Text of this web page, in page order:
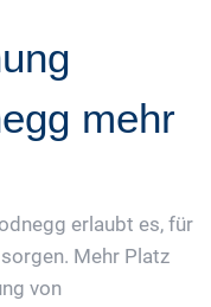
mehr
erlaubt es, für
Mehr Platz
von